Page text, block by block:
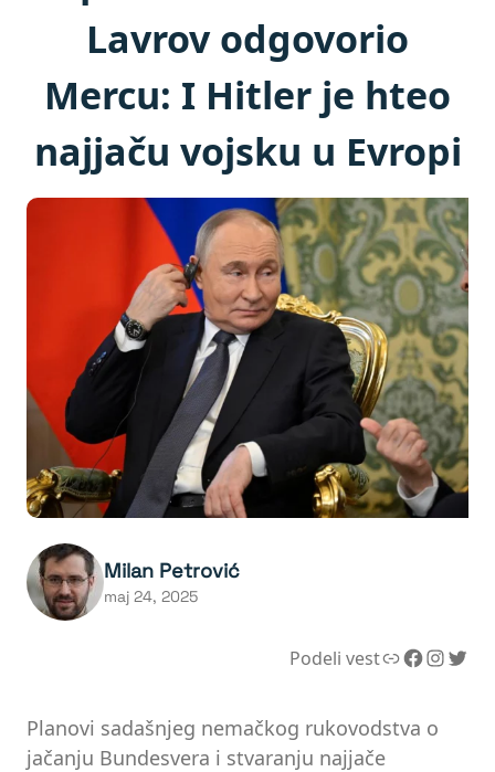
Lavrov odgovorio
Mercu: I Hitler je hteo
najjaču vojsku u Evropi
Milan Petrović
maj 24, 2025
Podeli vestLink Facebook InstagramTwitter
Planovi sadašnjeg nemačkog rukovodstva o
jačanju Bundesvera i stvaranju najjače